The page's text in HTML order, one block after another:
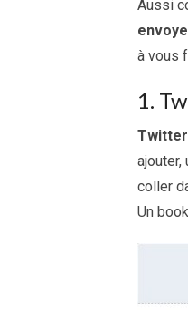
Aussi
à vous
1.
Twitter
ajouter,
coller
Un